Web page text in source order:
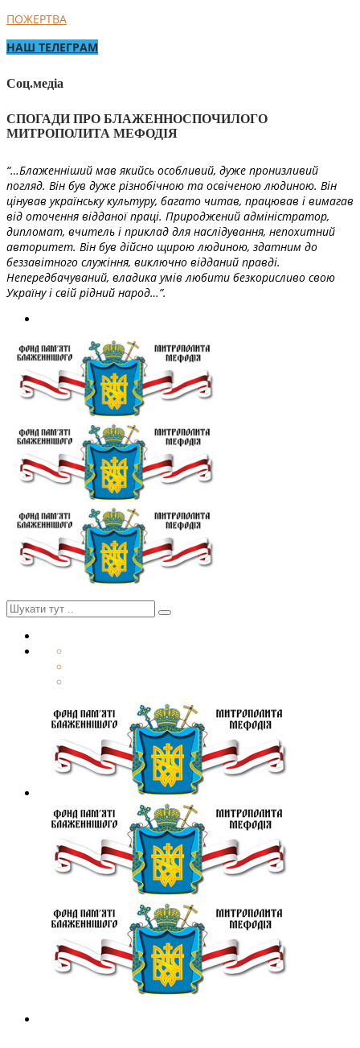
ПОЖЕРТВА
НАШ ТЕЛЕГРАМ
Соц.медіа
СПОГАДИ ПРО БЛАЖЕННОСПОЧИЛОГО
МИТРОПОЛИТА МЕФОДІЯ
“…Блаженніший мав якийсь особливий, дуже пронизливий
погляд. Він був дуже різнобічною та освіченою людиною. Він
цінував українську культуру, багато читав, працював і вимагав
від оточення відданої праці. Природжений адміністратор,
дипломат, вчитель і приклад для наслідування, непохитний
авторитет. Він був дійсно щирою людиною, здатним до
беззавітного служіння, виключно відданий правді.
Непередбачуваний, владика умів любити безкорисливо свою
Україну і свій рідний народ…”.